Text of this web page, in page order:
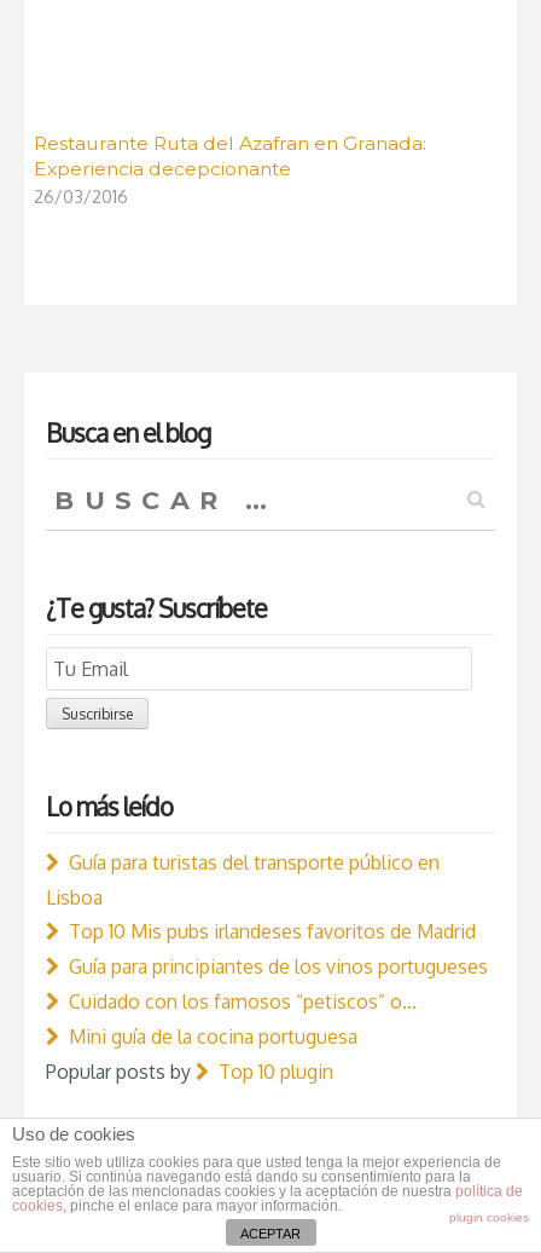
Restaurante Ruta del Azafran en Granada:
Experiencia decepcionante
26/03/2016
Busca en el blog
¿Te gusta? Suscríbete
Email
Subscription
Suscribirse
Lo más leído
Guía para turistas del transporte público en
Lisboa
Top 10 Mis pubs irlandeses favoritos de Madrid
Guía para principiantes de los vinos portugueses
Cuidado con los famosos “petiscos” o…
Mini guía de la cocina portuguesa
Popular posts by
Top 10 plugin
Comentarios recientes
How to buy a prescription drug without a
Uso de cookies
Este sitio web utiliza cookies para que usted tenga la mejor experiencia de
usuario. Si continúa navegando está dando su consentimiento para la
aceptación de las mencionadas cookies y la aceptación de nuestra política de
cookies, pinche el enlace para mayor información.
plugin cookies
ACEPTAR